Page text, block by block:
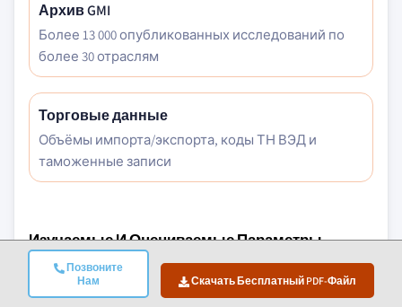
Позвоните
Нам
Скачать Бесплатный PDF-Файл
Архив GMI
Более 13 000 опубликованных исследований по
более 30 отраслям
Торговые данные
Объёмы импорта/экспорта, коды ТН ВЭД и
таможенные записи
Изучаемые И Оцениваемые Параметры
Макроэкономические Факторы